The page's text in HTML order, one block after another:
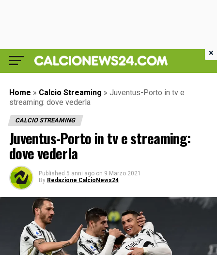
Home » Calcio Streaming » Juventus-Porto in tv e
streaming: dove vederla
CALCIO STREAMING
Juventus-Porto in tv e streaming:
dove vederla
Published 5 anni ago on 9 Marzo 2021
By Redazione CalcioNews24
×